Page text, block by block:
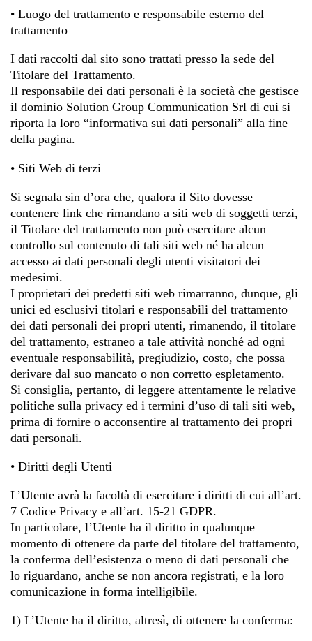
• Luogo del trattamento e responsabile esterno del
trattamento
I dati raccolti dal sito sono trattati presso la sede del
Titolare del Trattamento.
Il responsabile dei dati personali è la società che gestisce
il dominio Solution Group Communication Srl di cui si
riporta la loro “informativa sui dati personali” alla fine
della pagina.
• Siti Web di terzi
Si segnala sin d’ora che, qualora il Sito dovesse
contenere link che rimandano a siti web di soggetti terzi,
il Titolare del trattamento non può esercitare alcun
controllo sul contenuto di tali siti web né ha alcun
accesso ai dati personali degli utenti visitatori dei
medesimi.
I proprietari dei predetti siti web rimarranno, dunque, gli
unici ed esclusivi titolari e responsabili del trattamento
dei dati personali dei propri utenti, rimanendo, il titolare
del trattamento, estraneo a tale attività nonché ad ogni
eventuale responsabilità, pregiudizio, costo, che possa
derivare dal suo mancato o non corretto espletamento.
Si consiglia, pertanto, di leggere attentamente le relative
politiche sulla privacy ed i termini d’uso di tali siti web,
prima di fornire o acconsentire al trattamento dei propri
dati personali.
• Diritti degli Utenti
L’Utente avrà la facoltà di esercitare i diritti di cui all’art.
7 Codice Privacy e all’art. 15-21 GDPR.
In particolare, l’Utente ha il diritto in qualunque
momento di ottenere da parte del titolare del trattamento,
la conferma dell’esistenza o meno di dati personali che
lo riguardano, anche se non ancora registrati, e la loro
comunicazione in forma intelligibile.
1) L’Utente ha il diritto, altresì, di ottenere la conferma: